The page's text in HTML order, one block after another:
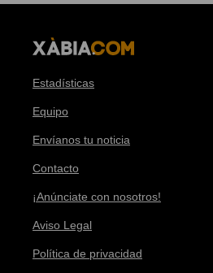
Estadísticas
Equipo
Envíanos tu noticia
Contacto
¡Anúnciate con nosotros!
Aviso Legal
Política de privacidad